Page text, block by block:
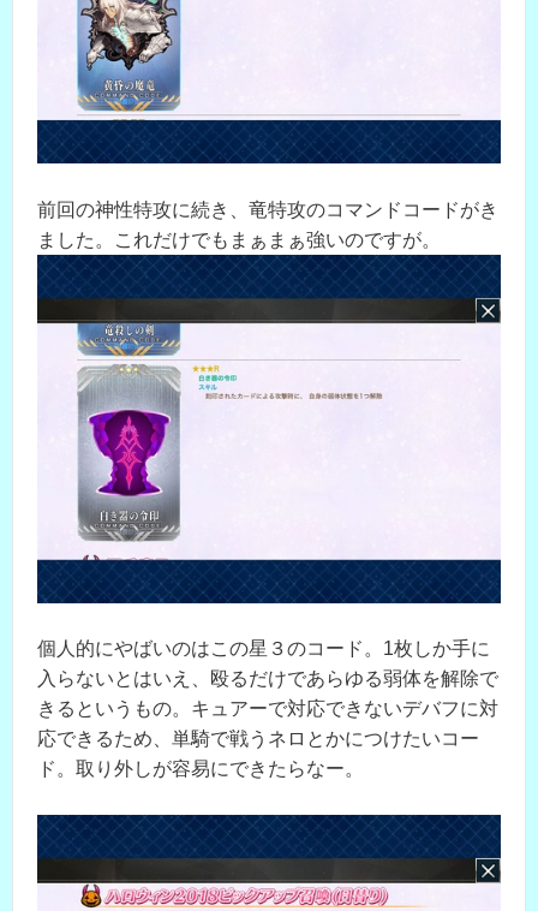
前回の神性特攻に続き、竜特攻のコマンドコードがき
ました。これだけでもまぁまぁ強いのですが。
個人的にやばいのはこの星３のコード。1枚しか手に
入らないとはいえ、殴るだけであらゆる弱体を解除で
きるというもの。キュアーで対応できないデバフに対
応できるため、単騎で戦うネロとかにつけたいコー
ド。取り外しが容易にできたらなー。